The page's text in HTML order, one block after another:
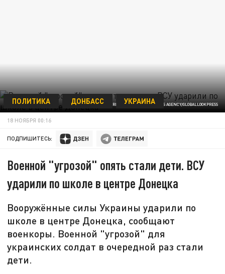
OLEKSII KOVALOVUKRINFORM/KEYSTONE PRESS AGENCY/GLOBALLOOKPRESS
ПОЛИТИКА ДОНБАСС УКРАИНА
18 НОЯБРЯ 00:16
ПОДПИШИТЕСЬ:
Военной "угрозой" опять стали дети. ВСУ
ударили по школе в центре Донецка
Вооружённые силы Украины ударили по
школе в центре Донецка, сообщают
военкоры. Военной "угрозой" для
украинских солдат в очередной раз стали
дети.